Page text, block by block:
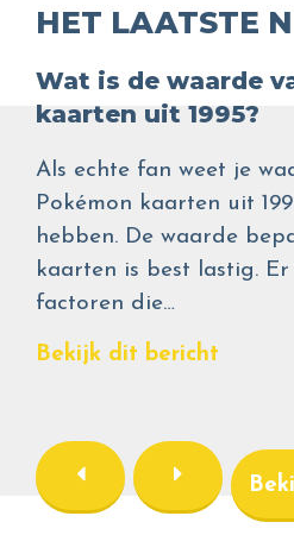
HET LAATSTE
Wat is de waarde
kaarten uit 1995?
Als echte fan weet je
Pokémon kaarten uit
hebben. De waarde
kaarten is best lastig.
factoren die…
Bekijk dit bericht